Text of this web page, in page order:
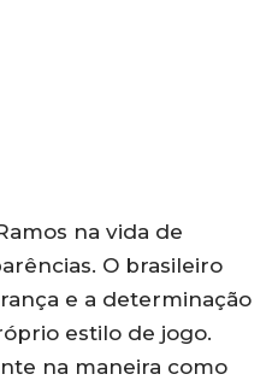
na vida de
O brasileiro
e a determinação
estilo de jogo.
na maneira como